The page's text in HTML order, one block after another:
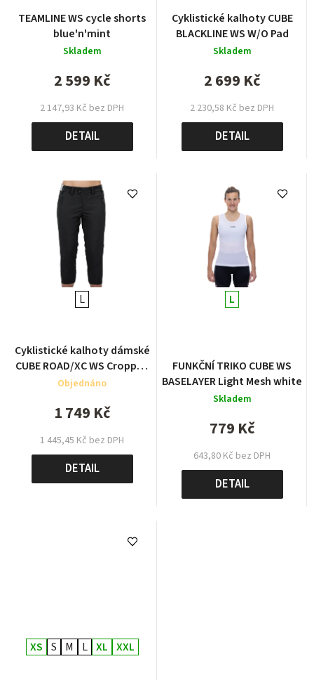
TEAMLINE WS cycle shorts
blue'n'mint
Skladem
2 147,93 Kč bez DPH
2 599 Kč
DETAIL
Cyklistické kalhoty CUBE
BLACKLINE WS W/O Pad
Skladem
2 230,58 Kč bez DPH
2 699 Kč
DETAIL
L
Cyklistické kalhoty dámské
CUBE ROAD/XC WS Cropped
Pants
Objednáno
1 445,45 Kč bez DPH
1 749 Kč
DETAIL
L
FUNKČNÍ TRIKO CUBE WS
BASELAYER Light Mesh white
Skladem
643,80 Kč bez DPH
779 Kč
DETAIL
XS S M L XL XXL